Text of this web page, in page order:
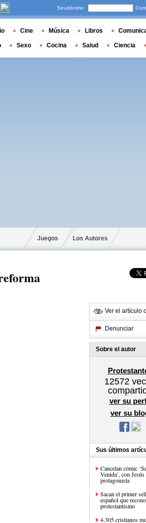
Juegos Los Autores
Ver el artículo
Denunciar
Sobre el autor
12572
ver su
ver su
Sus últimos
Cancelan cómic
Venida’, con Jesús
protagonista
Sacan el primer
español que
protestantismo
4.305 cristianos
Seudónimo
Cine Música Libros
Sexo Cocina Salud Ciencia